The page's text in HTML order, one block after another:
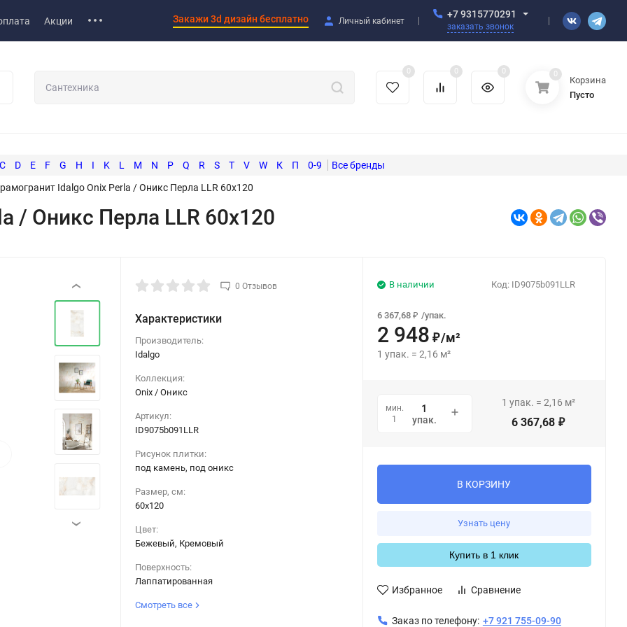
Акции Закажи 3d дизайн бесплатно Личный кабинет
+7 9315770291
заказать звонок
0 0 0 0
Корзина
Пусто
C D E F G H I K L M N P Q R S T V W К П
0-9
Idalgo Onix Perla / Оникс Перла LLR 60x120
/ Оникс Перла LLR 60x120
‹
›
0 Отзывов
Характеристики
Производитель:
Idalgo
Коллекция:
Onix / Оникс
Артикул:
ID9075b091LLR
Рисунок плитки:
под камень, под оникс
Размер, см:
60х120
Цвет:
Бежевый, Кремовый
Поверхность:
Лаппатированная
Смотреть все
Код: ID9075b091LLR
В наличии
6 367,68 ₽ /упак.
2 948 ₽/м²
1 упак. = 2,16 м²
мин.
1
упак.
1 упак. =2,16 м²
6 367,68 ₽
В КОРЗИНУ
Узнать цену
Купить в 1 клик
Избранное Сравнение
Заказ по телефону: +7 921 755-09-90